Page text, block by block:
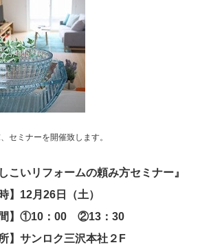
セミナーを開催致します。
しこいリフォームの頼み方セミナー』
】12月26日（土）
間】①10：00 ②13：30
所】サンロク三沢本社２F